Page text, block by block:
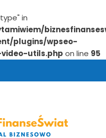
in
plugins/wpseo-
utils.php on line 95